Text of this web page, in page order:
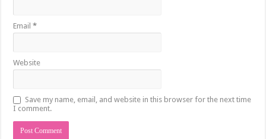
Email*
Website
Save my name, email, and website in this browser for the next time
I comment.